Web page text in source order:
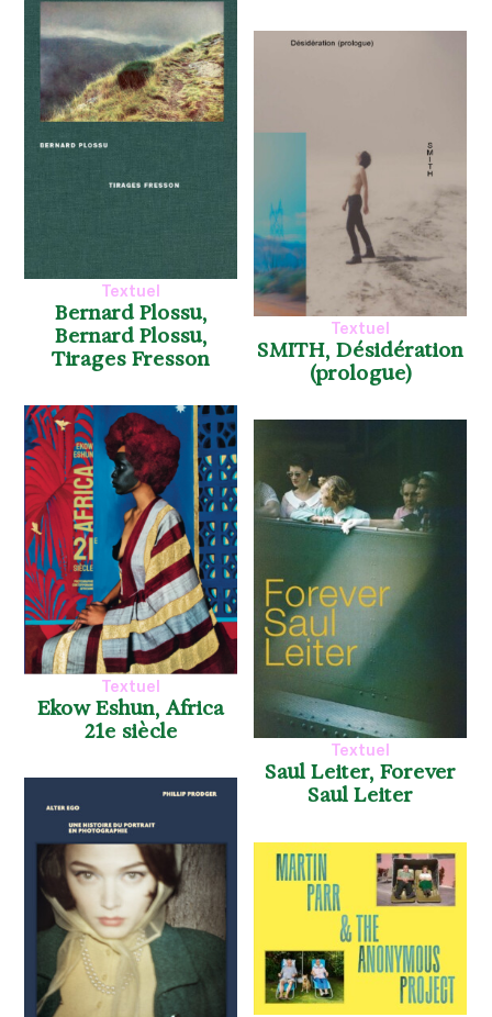
Textuel
Bernard Plossu,
Bernard Plossu,
Tirages Fresson
Textuel
SMITH, Désidération
(prologue)
Textuel
Ekow Eshun, Africa
21e siècle
Textuel
Saul Leiter, Forever
Saul Leiter